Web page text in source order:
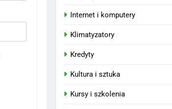
Internet i komputery
Klimatyzatory
Kredyty
Kultura i sztuka
Kursy i szkolenia